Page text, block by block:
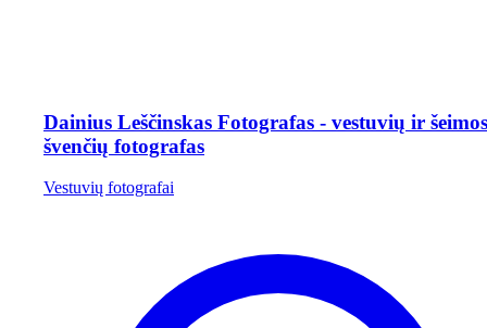
Dainius Leščinskas Fotografas - vestuvių ir šeimos
švenčių fotografas
Vestuvių fotografai